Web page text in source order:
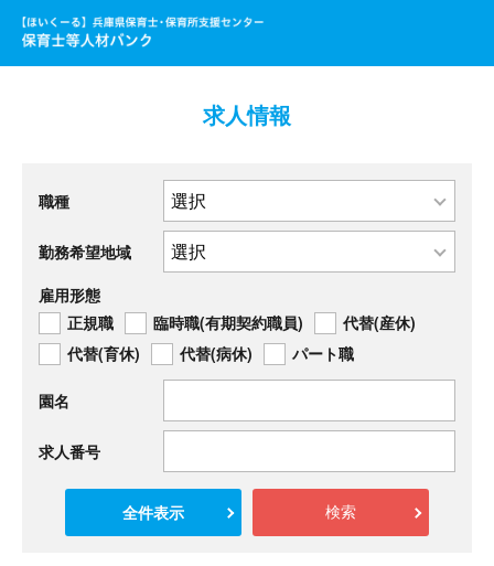
求人情報
職種
勤務希望地域
雇用形態
正規職
臨時職(有期契約職員)
代替(産休)
代替(育休)
代替(病休) パート職
園名
求人番号
全件表示 検索